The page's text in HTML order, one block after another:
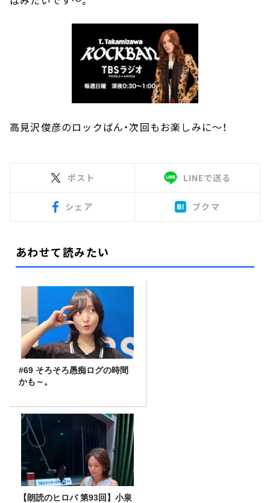
高見沢俊彦のロックばん・次回もお楽しみに～！
ポスト LINEで送る
シェア ブクマ
あわせて読みたい
#69 そろそろ愚痴ログの時間
かも～。
【朗読のヒロバ 第93回】小泉